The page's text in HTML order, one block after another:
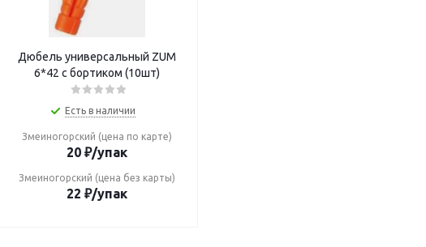
Дюбель универсальный ZUM
6*42 с бортиком (10шт)
Есть в наличии
Змеиногорский (цена по карте)
20 ₽/упак
Змеиногорский (цена без карты)
22 ₽/упак